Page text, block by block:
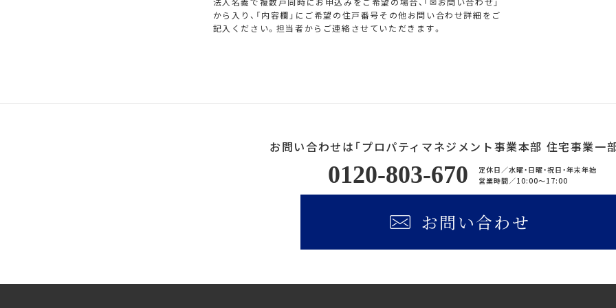
から入り、「内容欄」にご希望の住戸番号その他お問い合わせ詳細をご
記入ください。担当者からご連絡させていただきます。
お問い合わせは「プロパティマネジメント事業本部 住宅事業一
0120-803-670 定休日／水曜・日曜・祝日・年末年始
営業時間／10:00〜17:00
お問い合わせ